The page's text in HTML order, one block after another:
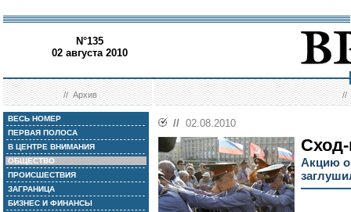
N°135
02 августа 2010
//Архив //
ВЕСЬ НОМЕР
ПЕРВАЯ ПОЛОСА
В ЦЕНТРЕ ВНИМАНИЯ
ОБЩЕСТВО
ПРОИСШЕСТВИЯ
ЗАГРАНИЦА
БИЗНЕС И ФИНАНСЫ
// 02.08.2010
Акцию